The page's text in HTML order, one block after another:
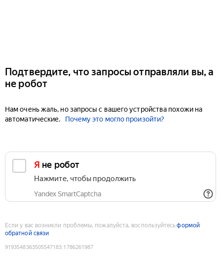
Подтвердите, что запросы отправляли вы, а
не робот
Нам очень жаль, но запросы с вашего устройства похожи на
автоматические.
Почему это могло произойти?
Я не робот
Нажмите, чтобы продолжить
Yandex SmartCaptcha
Если у вас возникли проблемы, пожалуйста, воспользуйтесьформой
обратной связи
9193548363505547183:1786261987